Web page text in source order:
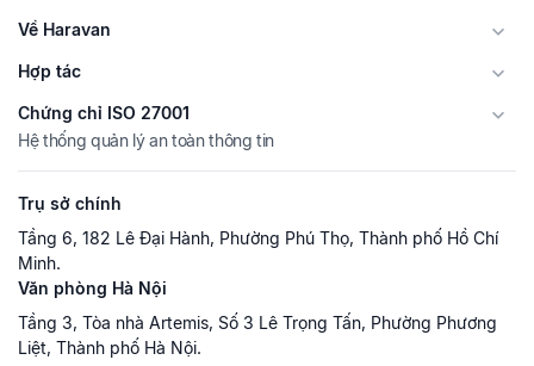
Về Haravan
Hợp tác
Chứng chỉ ISO 27001
Hệ thống quản lý an toàn thông tin
Trụ sở chính
Tầng 6, 182 Lê Đại Hành, Phường Phú Thọ, Thành phố Hồ Chí
Minh.
Văn phòng Hà Nội
Tầng 3, Tòa nhà Artemis, Số 3 Lê Trọng Tấn, Phường Phương
Liệt, Thành phố Hà Nội.